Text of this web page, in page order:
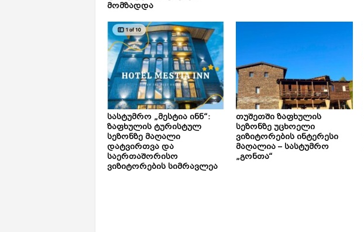
მომზადდა
სასტუმრო „მესტია ინნ“:
ზაფხულის ტურისტულ
სეზონზე მაღალი
დატვირთვა და
საერთაშორისო
ვიზიტორების სიმრავლეა
თუშეთში ზაფხულის
სეზონზე უცხოელი
ვიზიტორების ინტერესი
მაღალია – სასტუმრო
„გონთა“